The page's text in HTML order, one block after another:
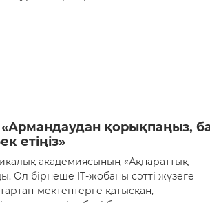
қорықпаңыз,
етіңіз»
академиясының «Ақпараттық
Ол бірнеше IT-жобаны сәтті жүзеге
мектептерге қатысқан,